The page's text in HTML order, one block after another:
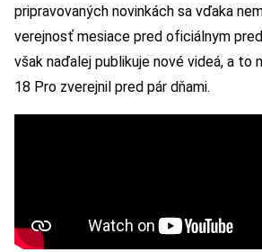
pripravovaných novinkách sa vďaka
verejnosť mesiace pred oficiálnym
však naďalej publikuje nové videá, a to
18 Pro zverejnil pred pár dňami.